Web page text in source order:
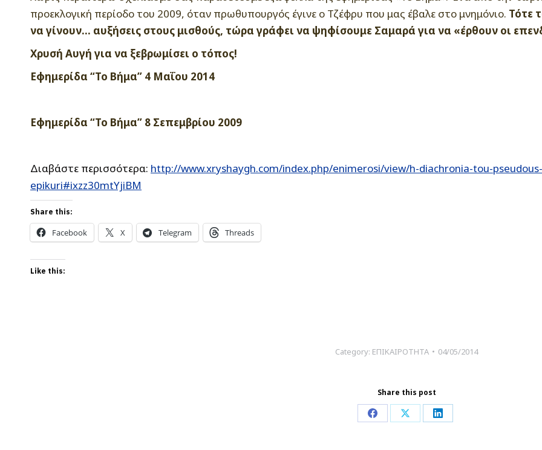
προεκλογική περίοδο του 2009, όταν πρωθυπουργός έγινε ο Τζέφρυ που μας έβαλε στο μνημόνιο. Τότε
να γίνουν… αυξήσεις στους μισθούς, τώρα γράφει να ψηφίσουμε Σαμαρά για να «έρθουν οι
Χρυσή Αυγή για να ξεβρωμίσει ο τόπος!
Εφημερίδα “Το Βήμα” 4 Μαΐου 2014
Εφημερίδα “Το Βήμα” 8 Σεπεμβρίου 2009
Διαβάστε περισσότερα: http://www.xryshaygh.com/index.php/enimerosi/view/h-diachronia-tou-
epikuri#ixzz30mtYjiBM
Share this:
Facebook X Telegram Threads
Like this:
Category: ΕΠΙΚΑΙΡΟΤΗΤΑ 04/05/2014
Share this post
Share Share Share